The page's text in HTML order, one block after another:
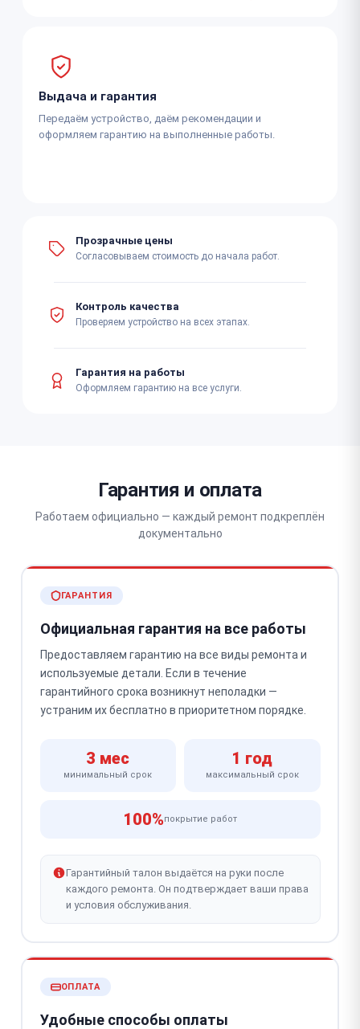
Выдача и гарантия
Передаём устройство, даём рекомендации и
оформляем гарантию на выполненные работы.
Прозрачные цены
Согласовываем стоимость до начала работ.
Контроль качества
Проверяем устройство на всех этапах.
Гарантия на работы
Оформляем гарантию на все услуги.
Гарантия и оплата
Работаем официально — каждый ремонт подкреплён
документально
ГАРАНТИЯ
Официальная гарантия на все работы
Предоставляем гарантию на все виды ремонта и
используемые детали. Если в течение
гарантийного срока возникнут неполадки —
устраним их бесплатно в приоритетном порядке.
3 мес
минимальный срок
1 год
максимальный срок
100%покрытие работ
Гарантийный талон выдаётся на руки после
каждого ремонта. Он подтверждает ваши права
и условия обслуживания.
ОПЛАТА
Удобные способы оплаты